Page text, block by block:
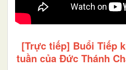
[Trực tiếp] Buổi Tiếp
tuần của Đức Thánh